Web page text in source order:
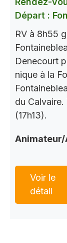
Départ :
RV à 8h55
Denecourt
nique à la
du
(17h13).
Voir le
détail